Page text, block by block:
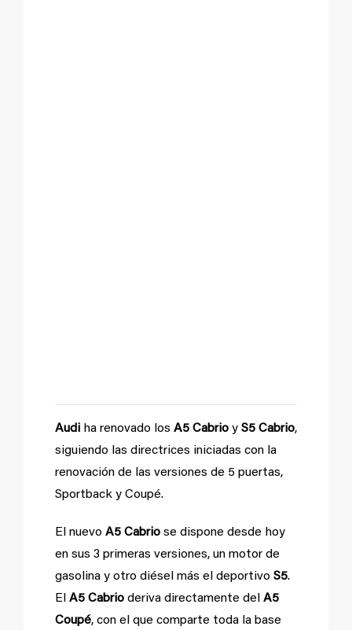
Audi ha renovado los A5 Cabrio y S5 Cabrio,
siguiendo las directrices iniciadas con la
renovación de las versiones de 5 puertas,
Sportback y Coupé.
El nuevo A5 Cabrio se dispone desde hoy
en sus 3 primeras versiones, un motor de
gasolina y otro diésel más el deportivo S5.
El A5 Cabrio deriva directamente del A5
Coupé, con el que comparte toda la base